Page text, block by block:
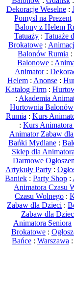
Dekoracje Weselne:
Pomysł na Prezent
Balony z Helem
Tatuaży : Tatuaże
Brokatowe:
Balonów Rumia :
Balonowe :
Animator:
Helem : Anonse :
Katalog Firm:
: Akademia
Hurtownia Balonów
Rumia: Kurs
: Kurs
Animator Zabaw
Bańki Mydlane:
Sklep dla
Darmowe
Artykuły Party :
Baniek : Party Shop :
Animatora Czasu
Czasu Wolnego :
Zabaw dla Dzieci :
Zabaw dla
Animatora Seniora
Brokatowe :
Bańce : Warszawa :